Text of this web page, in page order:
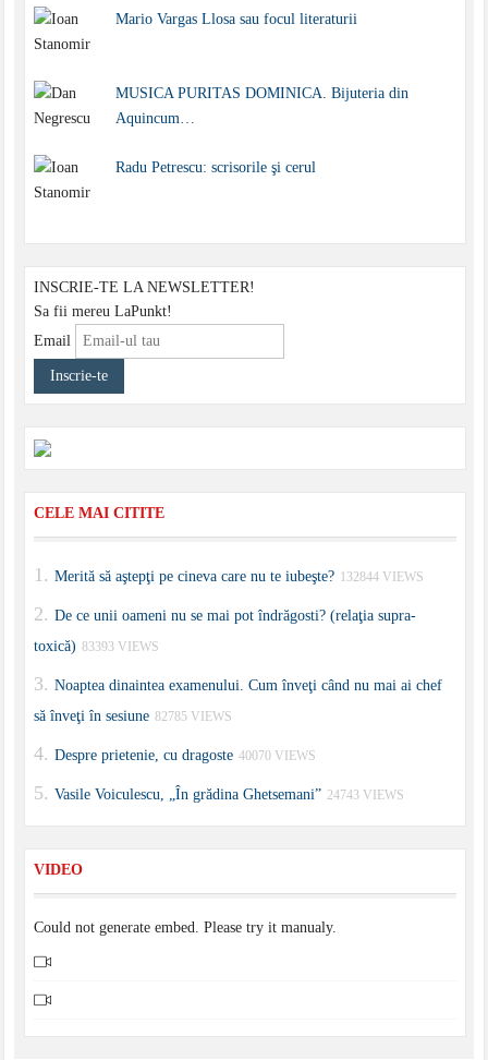
Mario Vargas Llosa sau focul literaturii
MUSICA PURITAS DOMINICA. Bijuteria din
Aquincum…
Radu Petrescu: scrisorile şi cerul
INSCRIE-TE LA NEWSLETTER!
Sa fii mereu LaPunkt!
Email
CELE MAI CITITE
Merită să aştepţi pe cineva care nu te iubeşte? 132844 VIEWS
De ce unii oameni nu se mai pot îndrăgosti? (relaţia supra-
toxică) 83393 VIEWS
Noaptea dinaintea examenului. Cum înveţi când nu mai ai chef
să înveţi în sesiune 82785 VIEWS
Despre prietenie, cu dragoste 40070 VIEWS
Vasile Voiculescu, „În grădina Ghetsemani” 24743 VIEWS
VIDEO
Could not generate embed. Please try it manualy.